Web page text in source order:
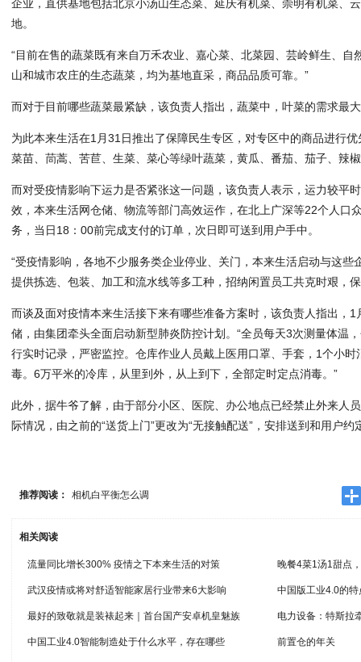
企业，直供基地包括北京小汤山生态菜、延庆有机菜、崇明有机菜、
地。
“目前在售的蔬菜既有来自万禾农业、嘉心菜、北菜园、芸岭鲜生、自
山和城市农庄的生态蔬菜，均为基地直采，商品品质可靠。”
而对于目前哪些蔬菜最紧缺，该负责人指出，蔬菜中，叶菜的需求最
为此本来生活在1月31日推出了保障民生专区，对专区中的商品进行
菜苗、茼蒿、苦苣、生菜、菜心等绿叶蔬菜，黄瓜、番茄、茄子、辣
而对受疫情影响下运力是否紧张这一问题，该负责人表示，运力较平
效，本来生活网仓储、物流等部门高效运作，在北上广深等22个人口
务，当日18：00前完成支付的订单，次日即可送到用户手中。
“受疫情影响，各地不少服务类企业停业、关门，本来生活启动与这些
提供拣选、包装、加工和流水线等多工种，招纳闲置员工共克时艰，
而谈及面对疫情本来生活接下来有哪些准备方案时，该负责人指出，
储，由集团牵头全面启动新型肺炎防控计划。“全员每天3次测量体温
行实时记录，严密监控。仓库作业人员戴上医用口罩、手套，1个小
毒。6万平米的冷库，从里到外，从上到下，全部定时定点消毒。”
此外，据牛爷了解，由于部分小区、医院、办公地点已经禁止外来人
际情况，由之前的“送货上门”更改为“无接触配送”，安排送到和用户
推荐阅读： 相机白平衡怎么调
相关阅读
流量同比增长300% 疫情之下本来生活的对策 晚餐4菜1汤1甜点
武汉疫情或将对舒适智能家居行业带来6大影响 中国版工业4.0的
最好的致敬就是装裱起来｜首台国产安卓机皇魅族 电力设备：特斯拉
中国工业4.0智能制造处于什么水平，存在哪些 前置仓的年关